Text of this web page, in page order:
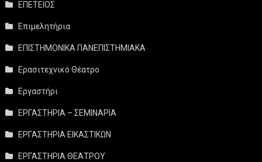
ΕΠΕΤΕΙΟΣ
Επιμελητήρια
ΕΠΙΣΤΗΜΟΝΙΚΑ ΠΑΝΕΠΙΣΤΗΜΙΑΚΑ
Ερασιτεχνικό Θέατρο
Εργαστήρι
ΕΡΓΑΣΤΗΡΙΑ – ΣΕΜΙΝΑΡΙΑ
ΕΡΓΑΣΤΗΡΙΑ ΕΙΚΑΣΤΙΚΩΝ
ΕΡΓΑΣΤΗΡΙΑ ΘΕΑΤΡΟΥ